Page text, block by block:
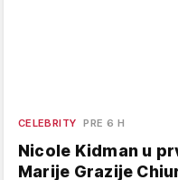
CELEBRITY PRE 6 H
Nicole Kidman u
Marije Grazije